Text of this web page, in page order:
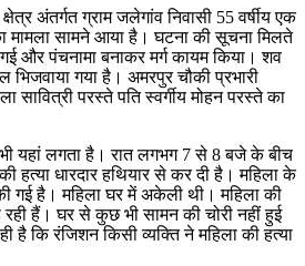
अंतर्गत ग्राम जलेगांव निवासी 55 वर्षीय एक
मामला सामने आया है। घटना की सूचना मिलते
और पंचनामा बनाकर मर्ग कायम किया। शव
भिजवाया गया है। अमरपुर चौकी प्रभारी
सावित्री परस्ते पति स्वर्गीय मोहन परस्ते का
भी यहां लगता है। रात लगभग 7 से 8 बजे के बीच
हत्या धारदार हथियार से कर दी है। महिला के
गई है। महिला घर में अकेली थी। महिला की
रही हैं। घर से कुछ भी सामन की चोरी नहीं हुई
है कि रंजिशन किसी व्यक्ति ने महिला की हत्या